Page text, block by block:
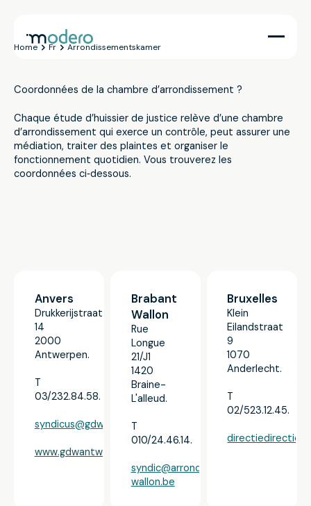
Home Fr Arrondissementskamer
Coordonnées de la chambre d’arrondissement ?
Chaque étude d’huissier de justice relève d’une chambre
d’arrondissement qui exerce un contrôle, peut assurer une
médiation, traiter des plaintes et organiser le
fonctionnement quotidien. Vous trouverez les
coordonnées ci‑dessous.
Anvers
Drukkerijstraat
14
2000
Antwerpen.
T
03/232.84.58.
syndicus@gdwantw.be
www.gdwantw.be
Brabant
Wallon
Rue
Longue
21/J1
1420
Braine-
L'alleud.
T
010/24.46.14.
syndic@arrondissementbrabant-
wallon.be
Bruxelles
Klein
Eilandstraat
9
1070
Anderlecht.
T
02/523.12.45.